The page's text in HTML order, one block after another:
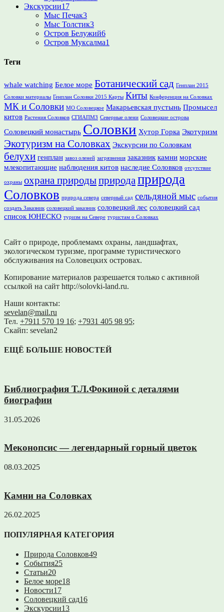
Экскурсии17
Мыс Печак3
Мыс Толстик3
Остров Белужий6
Остров Муксалма1
Теги
whale watching Белое море Ботанический сад Генплан 2015
Соловки материалы Генплан Соловки 2015 Карты Киты Конференция на Соловках
МК и Соловки МО Соловецкое Макарьевская пустынь Промысел
китов Растения Соловков СГИАПМЗ Северные олени Соловецкие острова
Соловецкий монастырь Соловки Хутор Горка Экотуризм
Экотуризм на Соловках Экскурсии по Соловкам
белухи генплан завоз оленей загрязнения заказник камни морские
млекопитающие наблюдения китов наследие Соловков отсутствие
охраны охрана природыприрода природа
Соловков природа севера северный сад сельдяной мыс события
создать Заказник соловецкий заказник соловецкий лес соловецкий сад
список ЮНЕСКО туризм на Севере туристам о Соловках
Сайт о природе, проблемамх охраны, ландшафтах,
экологическом туризме, программе туристического
обслуживания на Соловецких островах.
Копирование материалов разрешается только с активной
ссылкой на сайт http://solovki-land.ru.
Наши контакты:
sevelan@mail.ru
Тел. +7911 570 19 16; +7931 405 98 95;
Скайп: sevelan2
ЕЩЁ БОЛЬШЕ НОВОСТЕЙ
Библиография Т.Л.Фокиной с деталями
биографии
31.05.2026
Меконопсис — легендарный горный цветок
08.03.2025
Камни на Соловках
26.02.2025
ПОПУЛЯРНАЯ КАТЕГОРИЯ
Природа Соловков49
События25
Статьи20
Белое море18
Новости17
Соловецкий сад16
Экскурсии13